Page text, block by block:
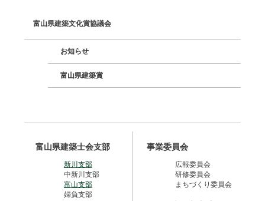
富山県建築文化賞協議会
お知らせ
富山県建築賞
富山県建築士会支部
新川支部
中新川支部
富山支部
婦負支部
事業委員会
広報委員会
研修委員会
まちづくり委員会